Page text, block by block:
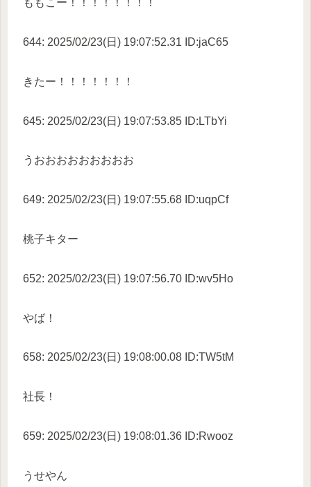
ももこー！！！！！！！！
644: 2025/02/23(日) 19:07:52.31 ID:jaC65
きたー！！！！！！！
645: 2025/02/23(日) 19:07:53.85 ID:LTbYi
うおおおおおおおおお
649: 2025/02/23(日) 19:07:55.68 ID:uqpCf
桃子キター
652: 2025/02/23(日) 19:07:56.70 ID:wv5Ho
やば！
658: 2025/02/23(日) 19:08:00.08 ID:TW5tM
社長！
659: 2025/02/23(日) 19:08:01.36 ID:Rwooz
うせやん